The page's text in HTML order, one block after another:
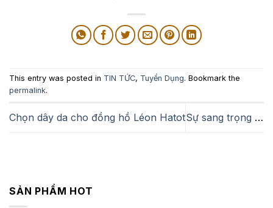
This entry was posted in TIN TỨC, Tuyển Dụng. Bookmark the
permalink.
Chọn dây da cho đồng hồ Léon Hatot Sự sang trọng đến từ dây da đồng hồ Patek Philippe
SẢN PHẨM HOT